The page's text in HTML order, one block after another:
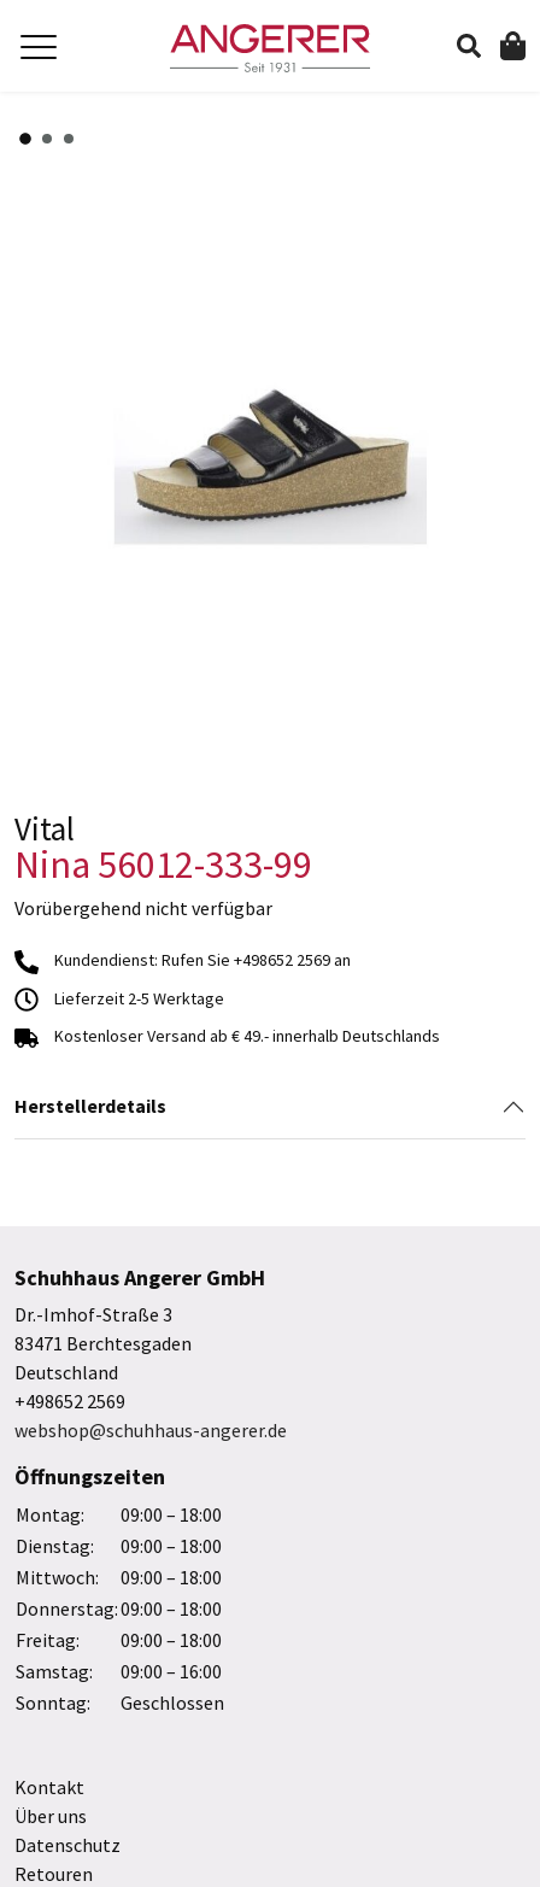
Vital
Nina 56012-333-99
Vorübergehend nicht verfügbar
Kundendienst: Rufen Sie +498652 2569 an
Lieferzeit 2-5 Werktage
Kostenloser Versand ab € 49.- innerhalb Deutschlands
Herstellerdetails
Schuhhaus Angerer GmbH
Dr.-Imhof-Straße 3
83471 Berchtesgaden
Deutschland
+498652 2569
webshop@schuhhaus-angerer.de
Öffnungszeiten
Montag:
09:00 – 18:00
Dienstag:
09:00 – 18:00
Mittwoch:
09:00 – 18:00
Donnerstag:09:00 – 18:00
Freitag:
09:00 – 18:00
Samstag:
09:00 – 16:00
Sonntag:
Geschlossen
Kontakt
Über uns
Datenschutz
Retouren